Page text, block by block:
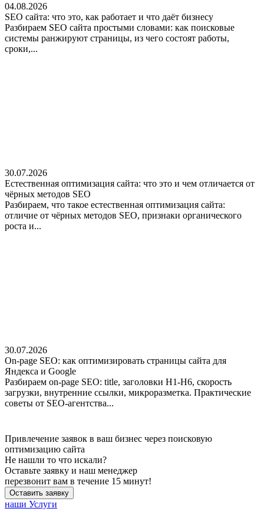
04.08.2026
SEO сайта: что это, как работает и что даёт бизнесу
Разбираем SEO сайта простыми словами: как поисковые
системы ранжируют страницы, из чего состоят работы,
сроки,...
30.07.2026
Естественная оптимизация сайта: что это и чем отличается от
чёрных методов SEO
Разбираем, что такое естественная оптимизация сайта:
отличие от чёрных методов SEO, признаки органического
роста и...
30.07.2026
On-page SEO: как оптимизировать страницы сайта для
Яндекса и Google
Разбираем on-page SEO: title, заголовки H1-H6, скорость
загрузки, внутренние ссылки, микроразметка. Практические
советы от SEO-агентства...
Привлечение заявок в ваш бизнес через поисковую
оптимизацию сайта
Не нашли то что искали?
Оставьте заявку и наш менеджер
перезвонит вам в течение 15 минут!
Оставить заявку
наши Услуги